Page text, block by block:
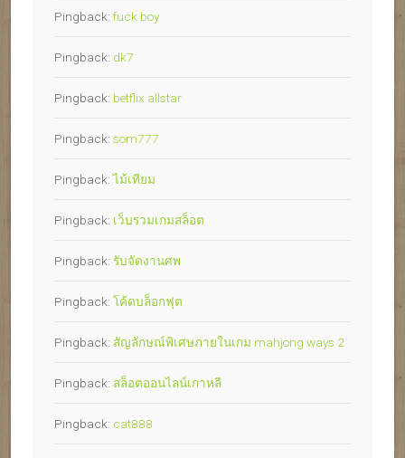
Pingback: fuck boy
Pingback: dk7
Pingback: betflix allstar
Pingback: som777
Pingback:ไม้เทียม
Pingback: เว็บรวมเกมสล็อต
Pingback: รับจัดงานศพ
Pingback: โค้ดบล็อกฟุต
Pingback: สัญลักษณ์พิเศษภายในเกม mahjong ways 2
Pingback: สล็อตออนไลน์เกาหลี
Pingback: cat888